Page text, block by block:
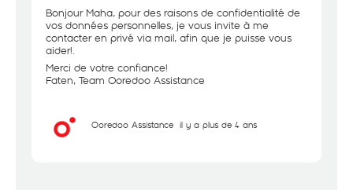
Bonjour Maha, pour des raisons de confidentialité de
vos données personnelles, je vous invite à me
contacter en privé via mail, afin que je puisse vous
aider!.
Merci de votre confiance!
Faten, Team Ooredoo Assistance
Ooredoo Assistance il y a plus de 4 ans